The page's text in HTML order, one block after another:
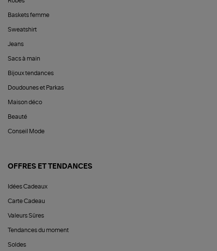
Baskets femme
Sweatshirt
Jeans
Sacs à main
Bijoux tendances
Doudounes et Parkas
Maison déco
Beauté
Conseil Mode
OFFRES ET TENDANCES
Idées Cadeaux
Carte Cadeau
Valeurs Sûres
Tendances du moment
Soldes